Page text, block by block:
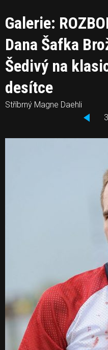
Galerie:
Dana Šafka
Šedivý na
desítce
Stříbrný Magne Daehli